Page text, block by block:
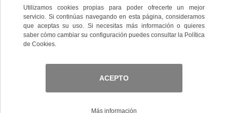
29,67 € IVA no Incl.
Color
Talla